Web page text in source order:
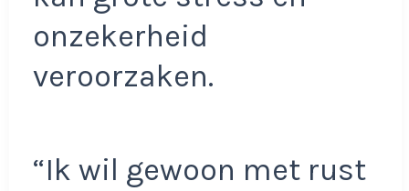
onzekerheid
veroorzaken.
“Ik wil gewoon met rust